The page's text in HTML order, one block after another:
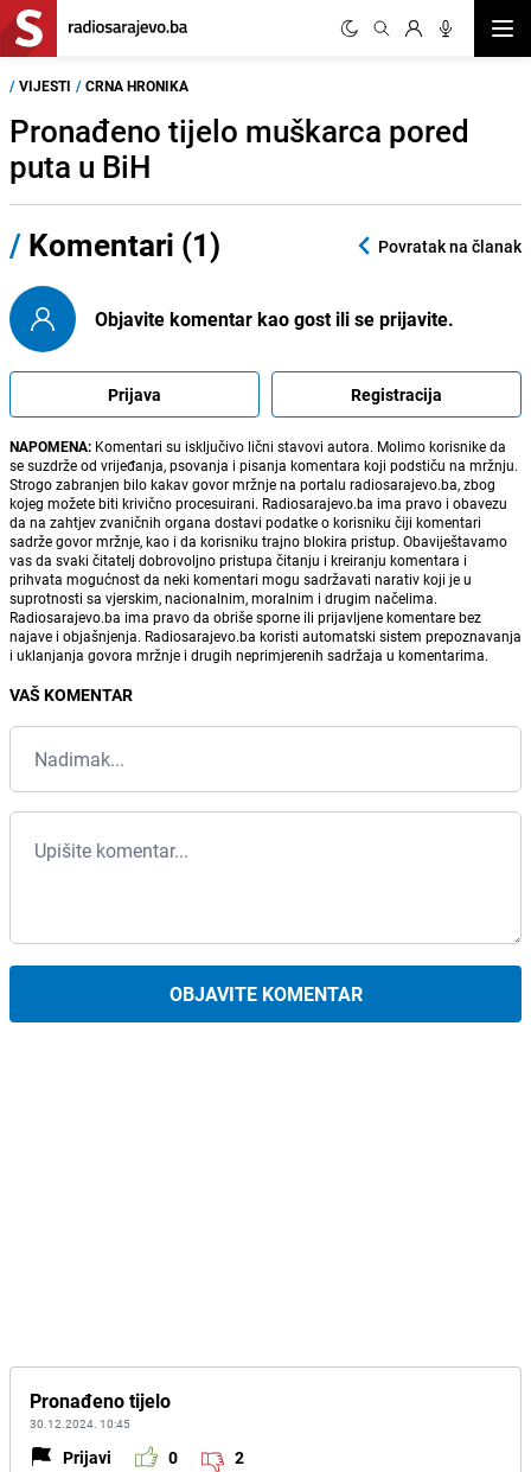
/ VIJESTI / CRNA HRONIKA
Pronađeno tijelo muškarca pored
puta u BiH
/ Komentari (1) Povratak na članak
Objavite komentar kao gost ili se prijavite.
Prijava Registracija
NAPOMENA: Komentari su isključivo lični stavovi autora. Molimo korisnike da
se suzdrže od vrijeđanja, psovanja i pisanja komentara koji podstiču na mržnju.
Strogo zabranjen bilo kakav govor mržnje na portalu radiosarajevo.ba, zbog
kojeg možete biti krivično procesuirani. Radiosarajevo.ba ima pravo i obavezu
da na zahtjev zvaničnih organa dostavi podatke o korisniku čiji komentari
sadrže govor mržnje, kao i da korisniku trajno blokira pristup. Obaviještavamo
vas da svaki čitatelj dobrovoljno pristupa čitanju i kreiranju komentara i
prihvata mogućnost da neki komentari mogu sadržavati narativ koji je u
suprotnosti sa vjerskim, nacionalnim, moralnim i drugim načelima.
Radiosarajevo.ba ima pravo da obriše sporne ili prijavljene komentare bez
najave i objašnjenja. Radiosarajevo.ba koristi automatski sistem prepoznavanja
i uklanjanja govora mržnje i drugih neprimjerenih sadržaja u komentarima.
VAŠ KOMENTAR
OBJAVITE KOMENTAR
Pronađeno tijelo
30.12.2024. 10:45
Prijavi 0 2